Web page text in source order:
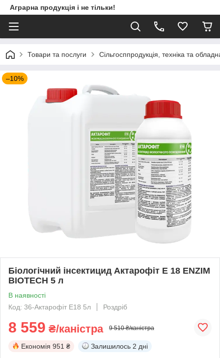
Аграрна продукція і не тільки!
Товари та послуги Сільгосппродукція, техніка та
–10%
Біологічний інсектицид Актарофіт Е 18 ENZIM
BIOTECH 5 л
В наявності
Код: 36-Актарофіт E18 5л
Роздріб
8 559 ₴/каністра 9 510 ₴/каністра
Економія 951 ₴ Залишилось 2 дні